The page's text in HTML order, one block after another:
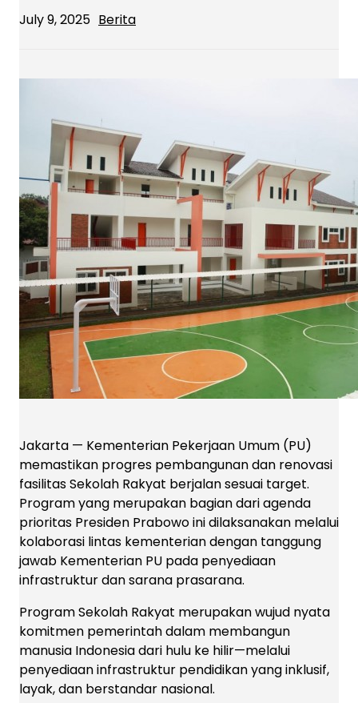
July 9, 2025 Berita
Jakarta — Kementerian Pekerjaan Umum (PU)
memastikan progres pembangunan dan renovasi
fasilitas Sekolah Rakyat berjalan sesuai target.
Program yang merupakan bagian dari agenda
prioritas Presiden Prabowo ini dilaksanakan melalui
kolaborasi lintas kementerian dengan tanggung
jawab Kementerian PU pada penyediaan
infrastruktur dan sarana prasarana.
Program Sekolah Rakyat merupakan wujud nyata
komitmen pemerintah dalam membangun
manusia Indonesia dari hulu ke hilir—melalui
penyediaan infrastruktur pendidikan yang inklusif,
layak, dan berstandar nasional.